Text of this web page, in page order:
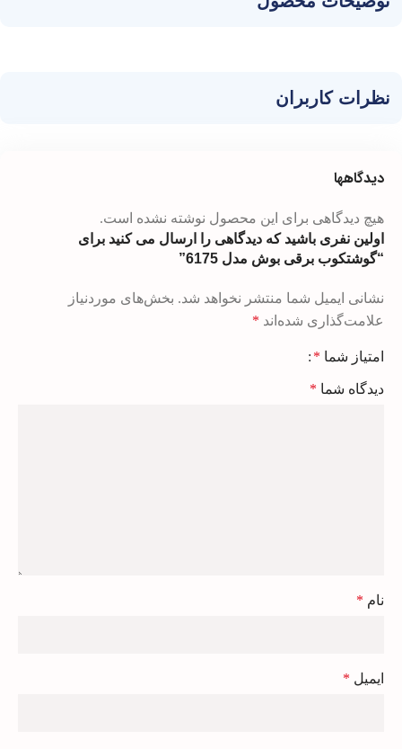
نظرات کاربران
دیدگاهها
هیچ دیدگاهی برای این محصول نوشته نشده است.
اولین نفری باشید که دیدگاهی را ارسال می کنید برای
“گوشتکوب برقی بوش مدل 6175”
نشانی ایمیل شما منتشر نخواهد شد. بخش‌های موردنیاز
علامت‌گذاری شده‌اند *
امتیاز شما *
دیدگاه شما *
نام *
ایمیل *